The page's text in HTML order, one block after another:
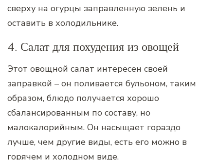
сверху на огурцы заправленную зелень и
оставить в холодильнике.
4. Салат для похудения из овощей
Этот овощной салат интересен своей
заправкой – он поливается бульоном, таким
образом, блюдо получается хорошо
сбалансированным по составу, но
малокалорийным. Он насыщает гораздо
лучше, чем другие виды, есть его можно в
горячем и холодном виде.